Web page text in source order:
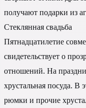
получают подарки из
Стеклянная свадьба
Пятнадцатилетие
свидетельствует о
отношений. На
хрустальная посуда. В
рюмки и прочие